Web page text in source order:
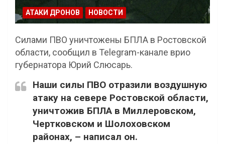
АТАКИ ДРОНОВ НОВОСТИ
Силами ПВО уничтожены БПЛА в Ростовской
области, сообщил в Telegram-канале врио
губернатора Юрий Слюсарь.
Наши силы ПВО отразили воздушную
атаку на севере Ростовской области,
уничтожив БПЛА в Миллеровском,
Чертковском и Шолоховском
районах, – написал он.